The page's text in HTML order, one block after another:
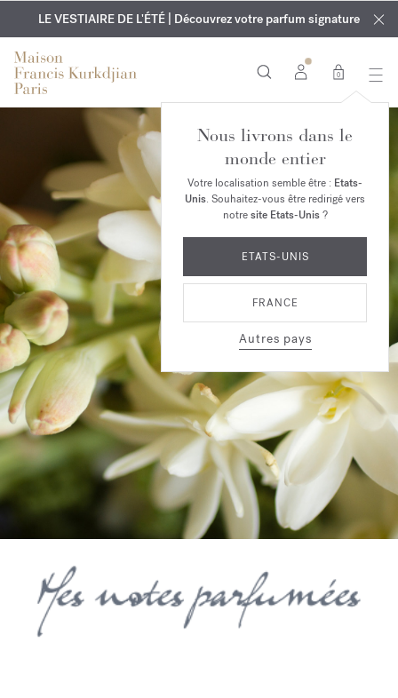
EXCLUSIF | Découvrez le nouveau parfum OUD
velvet mood
dans votre commande*
GRAVURE OFFERTE | Sur tous les parfums et huiles pour le
corps jusqu'au 9 août
LE VESTIAIRE DE L'ÉTÉ | Découvrez votre parfum signature
0
Nous livrons dans le
monde entier
Votre localisation semble être : Etats-
Unis. Souhaitez-vous être redirigé vers
notresite Etats-Unis?
ETATS-UNIS
FRANCE
Autres pays